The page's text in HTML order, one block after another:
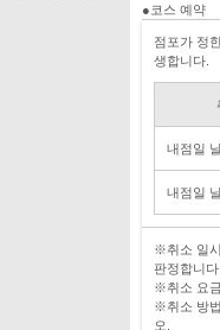
●코스 예약
점포가 정
생합니다.
내점일
내점일
※취소 일
판정합니다.
※취소 요
※취소 방
오.